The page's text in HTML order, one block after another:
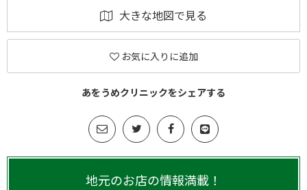
大きな地図で見る
お気に入りに追加
あをうめクリニックをシェアする
地元のお店の情報満載！